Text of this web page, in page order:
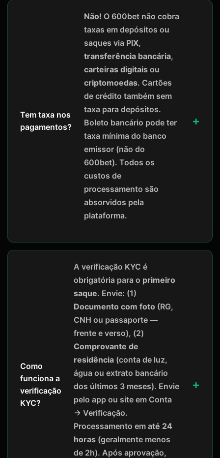
Tem taxa nos
pagamentos?
Não! O 600bet não cobra
taxas em depósitos ou
saques via PIX,
transferência bancária,
carteiras digitais ou
criptomoedas. Cartões
de crédito também sem
taxa para depósitos.
Boleto bancário pode ter
taxa mínima do banco
emissor (não do
600bet). Todos os
custos de
processamento são
absorvidos pela
plataforma.
Como
funciona a
verificação
KYC?
A verificação KYC é
obrigatória para o primeiro
saque. Envie: (1)
Documento com foto (RG,
CNH ou passaporte —
frente e verso), (2)
Comprovante de
residência (conta de luz,
água ou extrato bancário
dos últimos 3 meses). Envie
pelo app ou site em Conta
→ Verificação.
Processamento em até 24
horas (geralmente menos
de 2h). Após aprovação,